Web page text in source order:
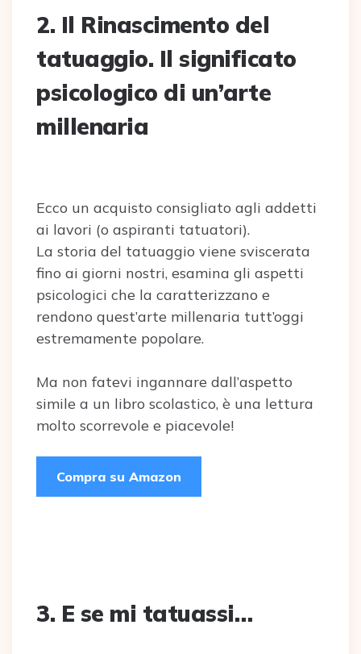
2. Il Rinascimento del
tatuaggio. Il significato
psicologico di un’arte
millenaria
Ecco un acquisto consigliato agli addetti
ai lavori (o aspiranti tatuatori).
La storia del tatuaggio viene sviscerata
fino ai giorni nostri, esamina gli aspetti
psicologici che la caratterizzano e
rendono quest’arte millenaria tutt’oggi
estremamente popolare.
Ma non fatevi ingannare dall’aspetto
simile a un libro scolastico, è una lettura
molto scorrevole e piacevole!
Compra su Amazon
3. E se mi tatuassi…